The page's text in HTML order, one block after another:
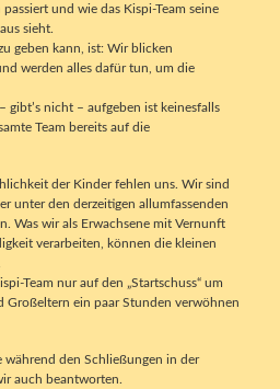
und wie das Kispi-Team seine
sieht.
geben kann, ist: Wir blicken
werden alles dafür tun, um die
gibt’s nicht – aufgeben ist keinesfalls
Team bereits auf die
der Kinder fehlen uns. Wir sind
unter den derzeitigen allumfassenden
Was wir als Erwachsene mit Vernunft
verarbeiten, können die kleinen
Team nur auf den „Startschuss“ um
Großeltern ein paar Stunden verwöhnen
während den Schließungen in der
auch beantworten.